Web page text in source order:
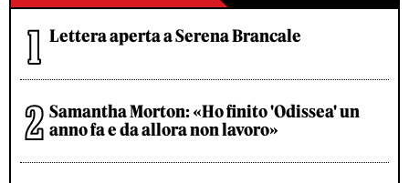
Lettera aperta a Serena Brancale
Samantha Morton: «Ho finito 'Odissea' un
anno fa e da allora non lavoro»